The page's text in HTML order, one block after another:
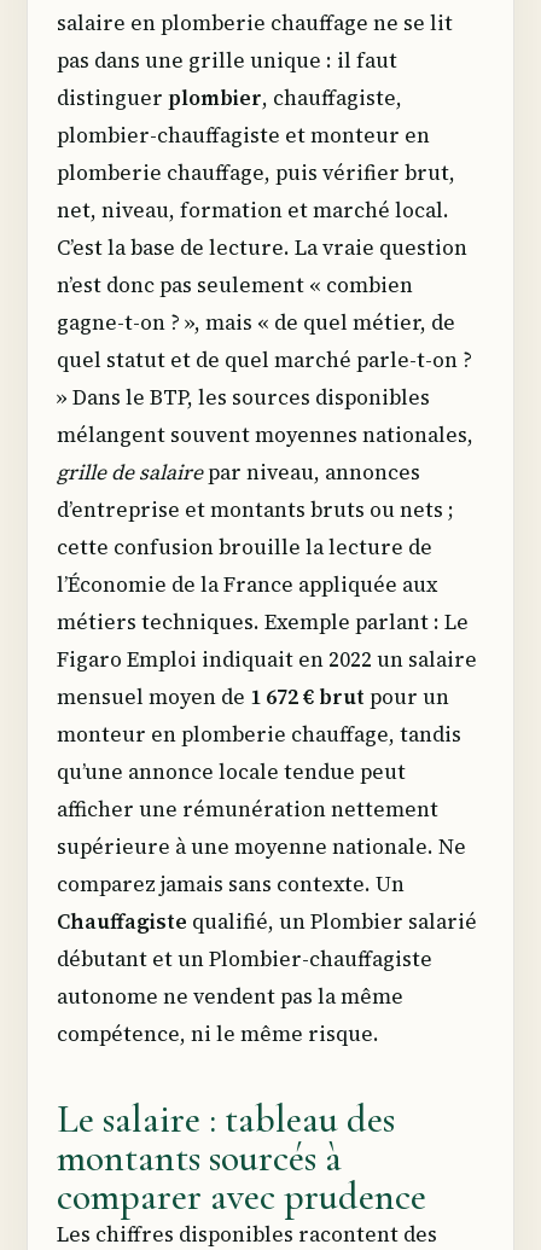
salaire en plomberie chauffage ne se lit
pas dans une grille unique : il faut
distinguer plombier, chauffagiste,
plombier-chauffagiste et monteur en
plomberie chauffage, puis vérifier brut,
net, niveau, formation et marché local.
C’est la base de lecture. La vraie question
n’est donc pas seulement « combien
gagne-t-on ? », mais « de quel métier, de
quel statut et de quel marché parle-t-on ?
» Dans le BTP, les sources disponibles
mélangent souvent moyennes nationales,
grille de salairepar niveau, annonces
d’entreprise et montants bruts ou nets ;
cette confusion brouille la lecture de
l’Économie de la France appliquée aux
métiers techniques. Exemple parlant : Le
Figaro Emploi indiquait en 2022 un salaire
mensuel moyen de 1 672 € brut pour un
monteur en plomberie chauffage, tandis
qu’une annonce locale tendue peut
afficher une rémunération nettement
supérieure à une moyenne nationale. Ne
comparez jamais sans contexte. Un
Chauffagiste qualifié, un Plombier salarié
débutant et un Plombier-chauffagiste
autonome ne vendent pas la même
compétence, ni le même risque.
Le salaire : tableau des
montants sourcés à
comparer avec prudence
Les chiffres disponibles racontent des